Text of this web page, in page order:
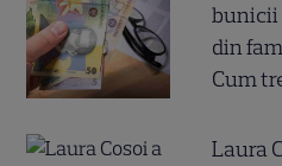
bunicii
din
Cum
Laura